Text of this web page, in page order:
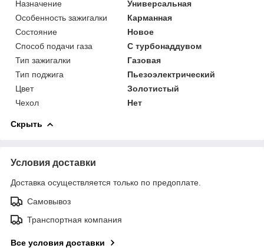
Назначение
Универсальная
Особенность зажигалки
Карманная
Состояние
Новое
Способ подачи газа
С турбонаддувом
Тип зажигалки
Газовая
Тип поджига
Пьезоэлектрический
Цвет
Золотистый
Чехол
Нет
Скрыть
Условия доставки
Доставка осуществляется только по предоплате.
Самовывоз
Транспортная компания
Все условия доставки